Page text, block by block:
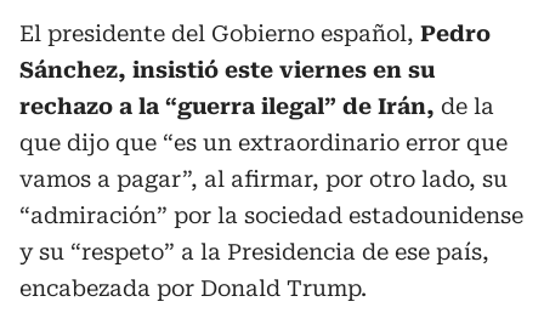
El presidente del Gobierno español, Pedro
Sánchez, insistió este viernes en su
rechazo a la “guerra ilegal” de Irán, de la
que dijo que “es un extraordinario error que
vamos a pagar”, al afirmar, por otro lado, su
“admiración” por la sociedad estadounidense
y su “respeto” a la Presidencia de ese país,
encabezada por Donald Trump.